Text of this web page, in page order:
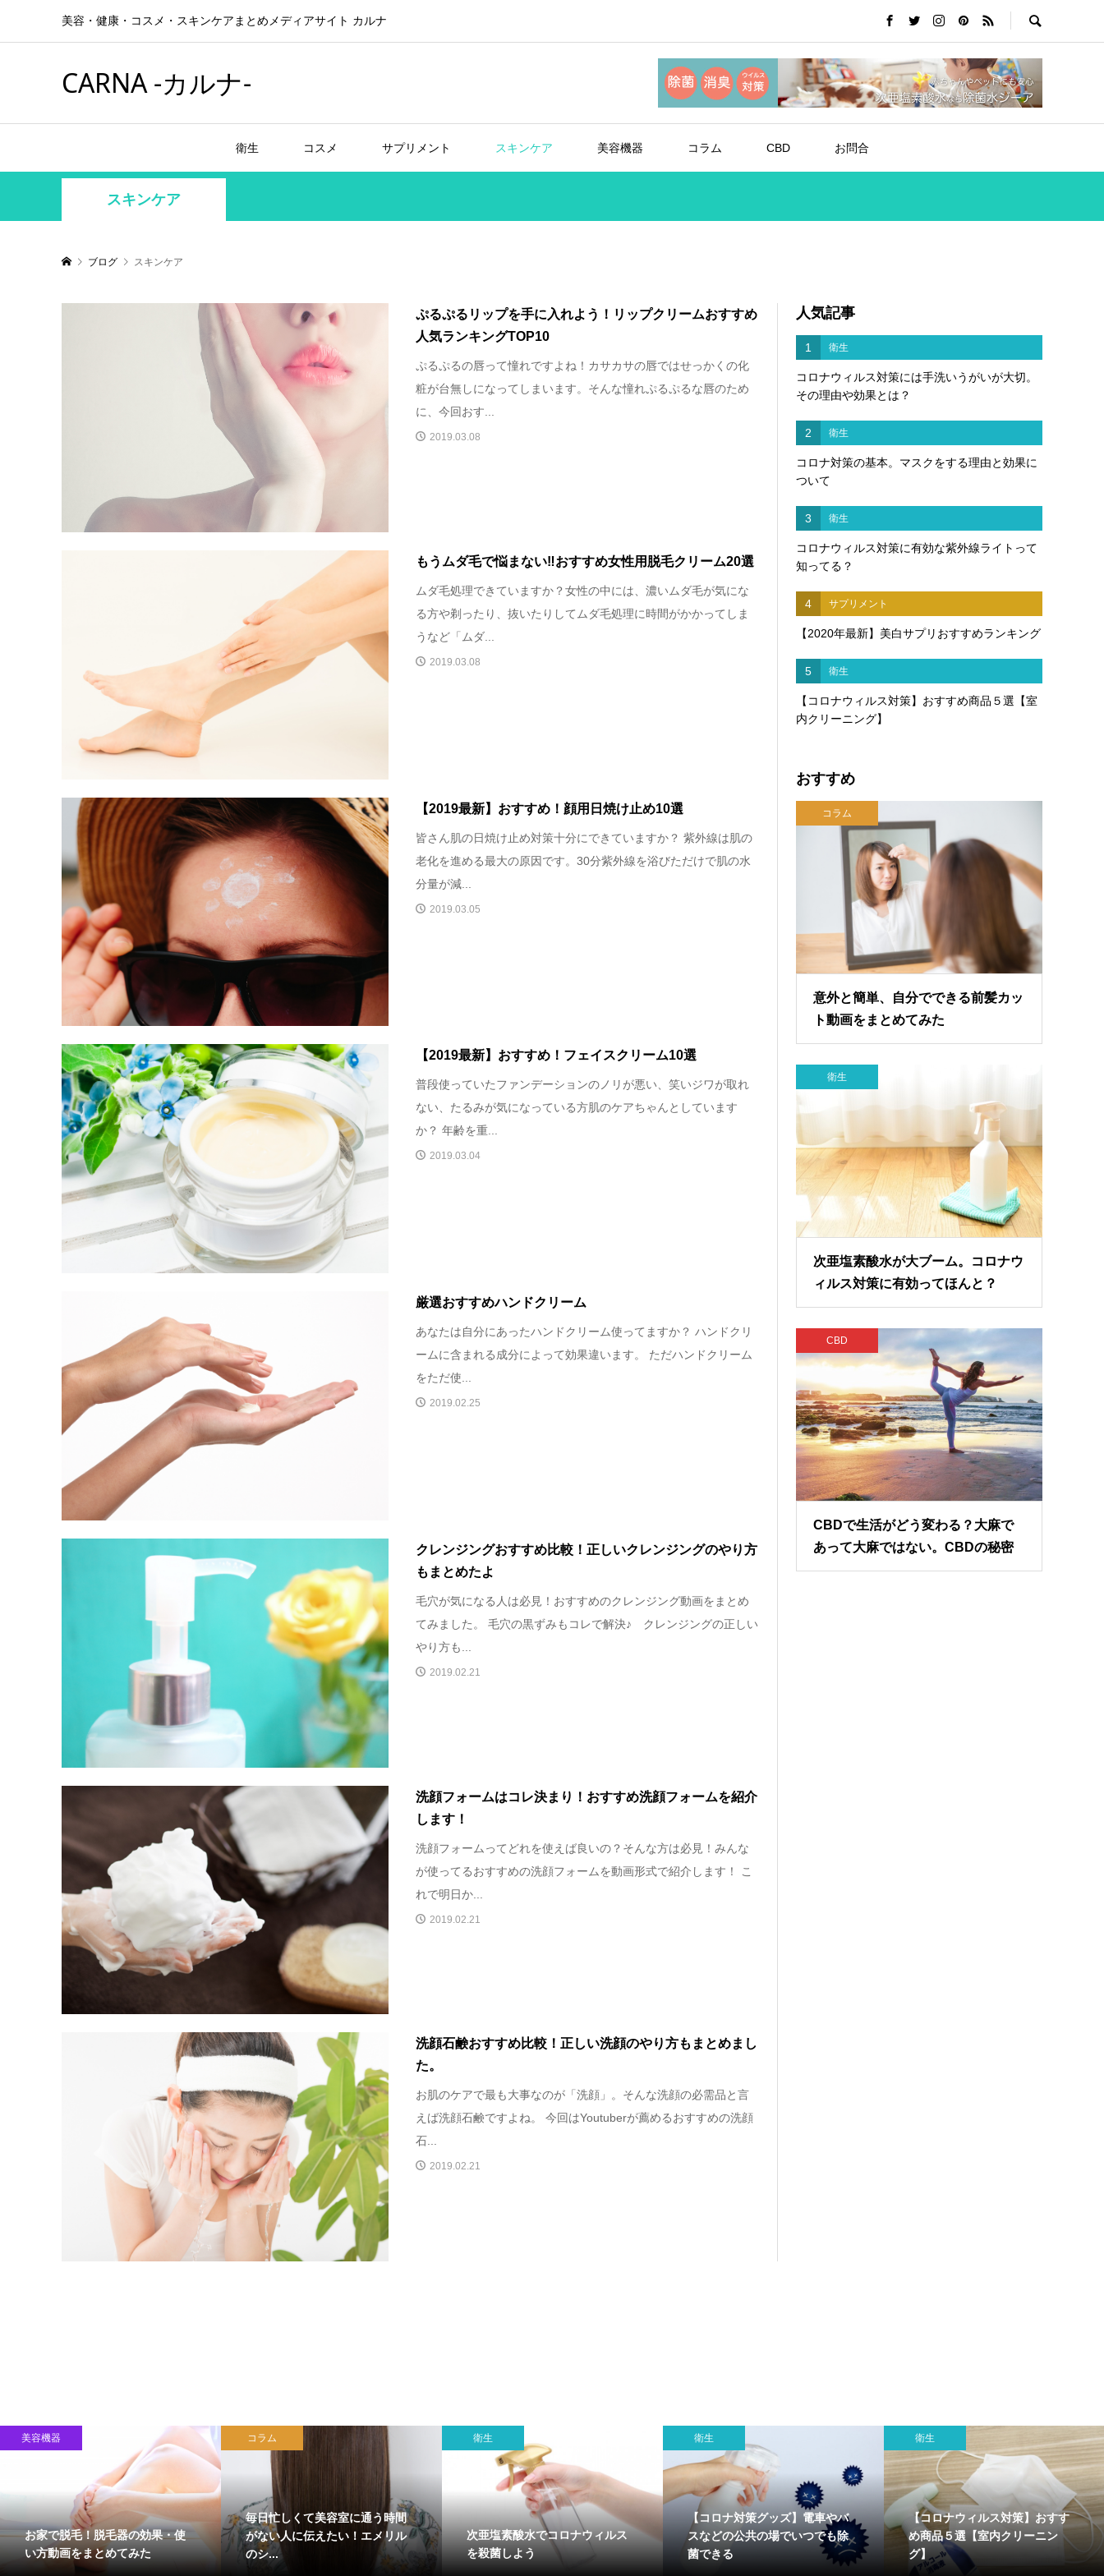
美容・健康・コスメ・スキンケアまとめメディアサイト カルナ
CARNA -カルナ-
衛生 コスメ サプリメント スキンケア 美容機器 コラム CBD お問合
スキンケア
ブログ スキンケア
ぷるぷるリップを手に入れよう！リップクリームおすすめ
人気ランキングTOP10
ぷるぷるの唇って憧れですよね！カサカサの唇ではせっかくの化
粧が台無しになってしまいます。そんな憧れぷるぷるな唇のため
に、今回おす...
2019.03.08
もうムダ毛で悩まない‼おすすめ女性用脱毛クリーム20選
ムダ毛処理できていますか？女性の中には、濃いムダ毛が気にな
る方や剃ったり、抜いたりしてムダ毛処理に時間がかかってしま
うなど「ムダ...
2019.03.08
【2019最新】おすすめ！顔用日焼け止め10選
皆さん肌の日焼け止め対策十分にできていますか？ 紫外線は肌の
老化を進める最大の原因です。30分紫外線を浴びただけで肌の水
分量が減...
2019.03.05
【2019最新】おすすめ！フェイスクリーム10選
普段使っていたファンデーションのノリが悪い、笑いジワが取れ
ない、たるみが気になっている方肌のケアちゃんとしています
か？ 年齢を重...
2019.03.04
厳選おすすめハンドクリーム
あなたは自分にあったハンドクリーム使ってますか？ ハンドクリ
ームに含まれる成分によって効果違います。 ただハンドクリーム
をただ使...
2019.02.25
クレンジングおすすめ比較！正しいクレンジングのやり方
もまとめたよ
毛穴が気になる人は必見！おすすめのクレンジング動画をまとめ
てみました。 毛穴の黒ずみもコレで解決♪ クレンジングの正しい
やり方も...
2019.02.21
洗顔フォームはコレ決まり！おすすめ洗顔フォームを紹介
します！
洗顔フォームってどれを使えば良いの？そんな方は必見！みんな
が使ってるおすすめの洗顔フォームを動画形式で紹介します！ こ
れで明日か...
2019.02.21
洗顔石鹸おすすめ比較！正しい洗顔のやり方もまとめまし
た。
お肌のケアで最も大事なのが「洗顔」。そんな洗顔の必需品と言
えば洗顔石鹸ですよね。 今回はYoutuberが薦めるおすすめの洗顔
石...
2019.02.21
人気記事
1 衛生
コロナウィルス対策には手洗いうがいが大切。
その理由や効果とは？
2 衛生
コロナ対策の基本。マスクをする理由と効果に
ついて
3 衛生
コロナウィルス対策に有効な紫外線ライトって
知ってる？
4 サプリメント
【2020年最新】美白サプリおすすめランキング
5 衛生
【コロナウィルス対策】おすすめ商品５選【室
内クリーニング】
おすすめ
コラム
意外と簡単、自分でできる前髪カッ
ト動画をまとめてみた
衛生
次亜塩素酸水が大ブーム。コロナウ
ィルス対策に有効ってほんと？
CBD
CBDで生活がどう変わる？大麻で
あって大麻ではない。CBDの秘密
美容機器
お家で脱毛！脱毛器の効果・使
い方動画をまとめてみた
コラム
毎日忙しくて美容室に通う時間
がない人に伝えたい！エメリル
のシ...
衛生
次亜塩素酸水でコロナウィルス
を殺菌しよう
衛生
【コロナ対策グッズ】電車やバ
スなどの公共の場でいつでも除
菌できる
衛生
【コロナウィルス対策】おすす
め商品５選【室内クリーニン
グ】